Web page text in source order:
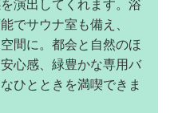
演出してくれます。浴
でサウナ室も備え、
間に。都会と自然のほ
心感、緑豊かな専用バ
ひとときを満喫できま